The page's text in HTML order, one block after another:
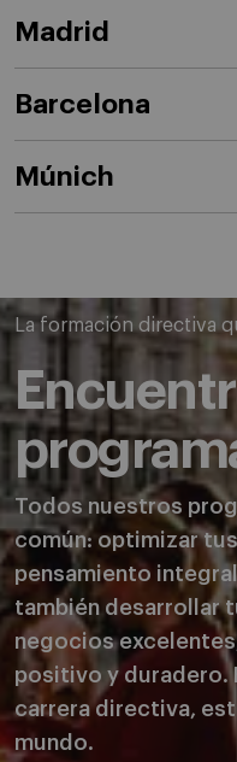
Madrid
Barcelona
Múnich
La formación directiva
Todos nuestros
común: optimizar
pensamiento
también desarrollar
negocios
positivo y duradero.
carrera directiva,
mundo.